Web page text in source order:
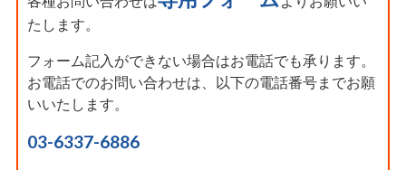
たします。
フォーム記入ができない場合はお電話でも承ります。
お電話でのお問い合わせは、以下の電話番号までお願
いいたします。
03-6337-6886